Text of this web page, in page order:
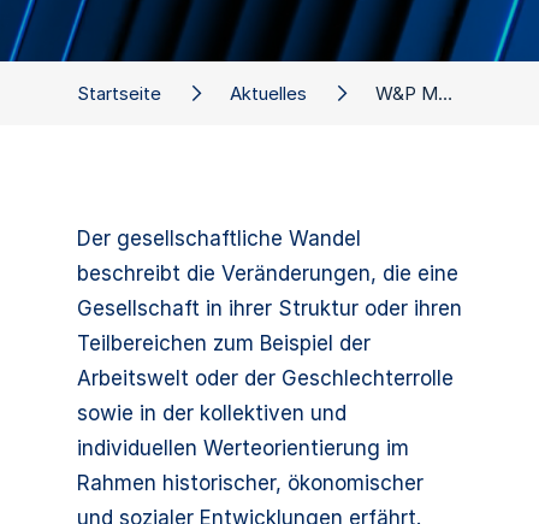
Der gesellschaftliche Wandel
beschreibt die Veränderungen, die eine
Gesellschaft in ihrer Struktur oder ihren
Teilbereichen zum Beispiel der
Arbeitswelt oder der Geschlechterrolle
sowie in der kollektiven und
individuellen Werteorientierung im
Rahmen historischer, ökonomischer
und sozialer Entwicklungen erfährt.
Startseite Aktuelles W&P Megatrends: Kultureller & gesellschaftlicher Wandel